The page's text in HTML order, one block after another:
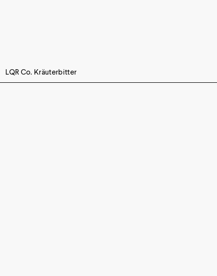
LQR Co. Kräuterbitter